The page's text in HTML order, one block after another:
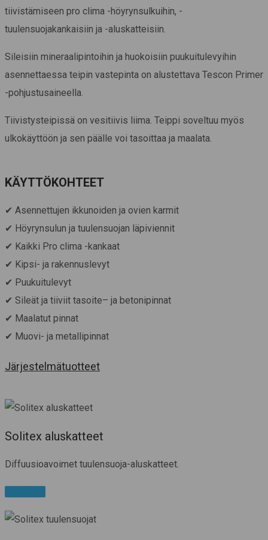
tiivistämiseen pro clima -höyrynsulkuihin, -
tuulensuojakankaisiin ja -aluskatteisiin.
Sileisiin mineraalipintoihin ja huokoisiin puukuitulevyihin
asennettaessa teipin vastepinta on alustettava Tescon Primer
-pohjustusaineella.
Tiivistysteipissä on vesitiivis liima. Teippi soveltuu myös
ulkokäyttöön ja sen päälle voi tasoittaa ja maalata.
KÄYTTÖKOHTEET
✔ Asennettujen ikkunoiden ja ovien karmit
✔ Höyrynsulun ja tuulensuojan läpiviennit
✔ Kaikki Pro clima -kankaat
✔ Kipsi- ja rakennuslevyt
✔ Puukuitulevyt
✔ Sileät ja tiiviit tasoite– ja betonipinnat
✔ Maalatut pinnat
✔ Muovi- ja metallipinnat
Järjestelmätuotteet
Solitex aluskatteet
Diffuusioavoimet tuulensuoja-aluskatteet.